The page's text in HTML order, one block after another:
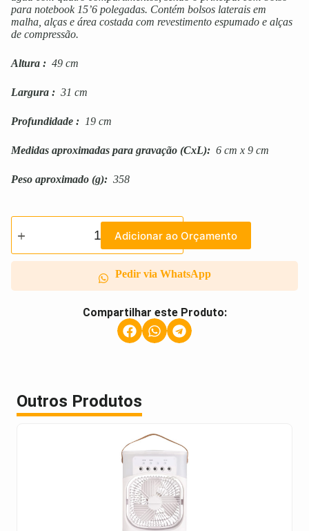
para notebook 15’6 polegadas. Contém bolsos laterais em
malha, alças e área costada com revestimento espumado e alças
de compressão.
Altura : 49 cm
Largura : 31 cm
Profundidade : 19 cm
Medidas aproximadas para gravação (CxL): 6 cm x 9 cm
Peso aproximado (g): 358
Adicionar ao Orçamento
Pedir via WhatsApp
Compartilhar este Produto:
Outros Produtos